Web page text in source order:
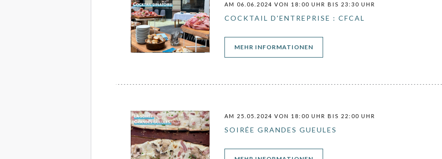
AM 06.06.2024 VON 18:00 UHR BIS 23:30 UHR
COCKTAIL D'ENTREPRISE : CFCAL
MEHR INFORMATIONEN((ÖFFNET EIN NEUES FENSTER))
AM 25.05.2024 VON 18:00 UHR BIS 22:00 UHR
SOIRÉE GRANDES GUEULES